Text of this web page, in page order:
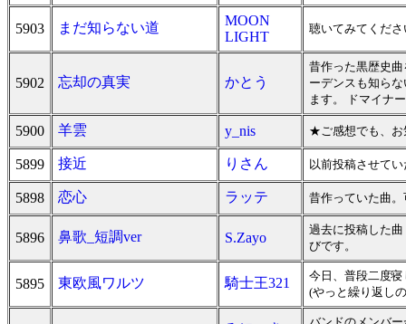
5903 まだ知らない道
MOON
LIGHT
聴いてみてくだ
5902 忘却の真実 かとう
昔作った黒歴史
ーデンスも知ら
ます。 ドマイナ
5900 羊雲 y_nis ★ご感想でも、お
5899 接近 りさん 以前投稿させて
5898 恋心 ラッテ 昔作っていた曲
5896 鼻歌_短調ver S.Zayo
過去に投稿した
びです。
5895 東欧風ワルツ 騎士王321
今日、普段二度
(やっと繰り返し